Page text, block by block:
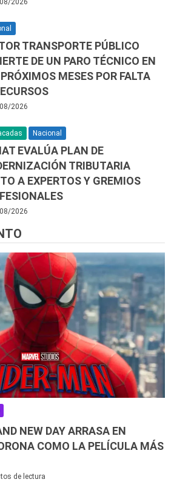
TRANSPORTE PÚBLICO
DE UN PARO TÉCNICO EN
MESES POR FALTA
2026
Nacional
EVALÚA PLAN DE
TRIBUTARIA
A EXPERTOS Y GREMIOS
2026
NEW DAY ARRASA EN
COMO LA PELÍCULA MÁS
de lectura